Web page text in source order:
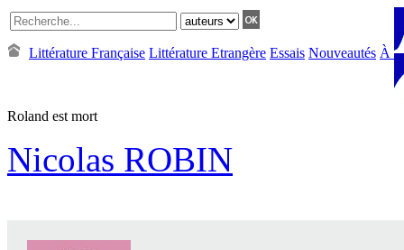
Littérature Française Littérature Etrangère Essais Nouveautés À
Roland est mort
Nicolas ROBIN